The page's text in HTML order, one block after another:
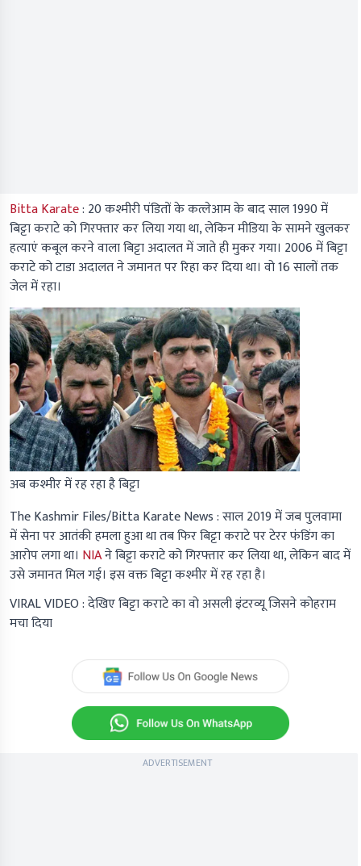
Bitta Karate: 20 कश्मीरी पंडितों के कत्लेआम के बाद साल 1990 में
बिट्टा कराटे को गिरफ्तार कर लिया गया था, लेकिन मीडिया के सामने खुलकर
हत्याएं कबूल करने वाला बिट्टा अदालत में जाते ही मुकर गया। 2006 में बिट्टा
कराटे को टाडा अदालत ने जमानत पर रिहा कर दिया था। वो 16 सालों तक
जेल में रहा।
अब कश्मीर में रह रहा है बिट्टा
The Kashmir Files/Bitta Karate News :साल 2019 में जब पुलवामा
में सेना पर आतंकी हमला हुआ था तब फिर बिट्टा कराटे पर टेरर फंडिंग का
आरोप लगा था। NIAने बिट्टा कराटे को गिरफ्तार कर लिया था, लेकिन बाद में
उसे जमानत मिल गई। इस वक्त बिट्टा कश्मीर में रह रहा है।
VIRAL VIDEO : देखिए बिट्टा कराटे का वो असली इंटरव्यू जिसने कोहराम
मचा दिया
ADVERTISEMENT